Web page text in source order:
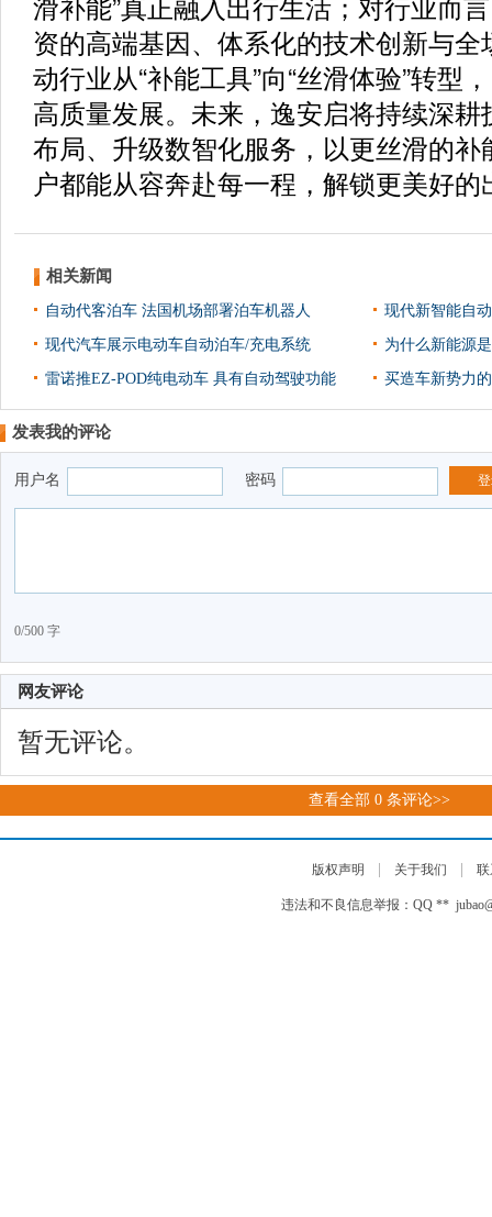
资的高端基因、体系化的技术创新与
动行业从“补能工具”向“丝滑体验”转型
高质量发展。未来，逸安启将持续深
布局、升级数智化服务，以更丝滑的
户都能从容奔赴每一程，解锁更美好的
相关新闻
自动代客泊车 法国机场部署泊车机器人 现代新智能自
现代汽车展示电动车自动泊车/充电系统 为什么新能源
雷诺推EZ-POD纯电动车 具有自动驾驶功能 买造车新势力
发表我的评论
用户名 密码
0/500 字
网友评论
暂无评论。
查看全部 0 条评论>>
版权声明 关于我们 联
违法和不良信息举报：QQ **